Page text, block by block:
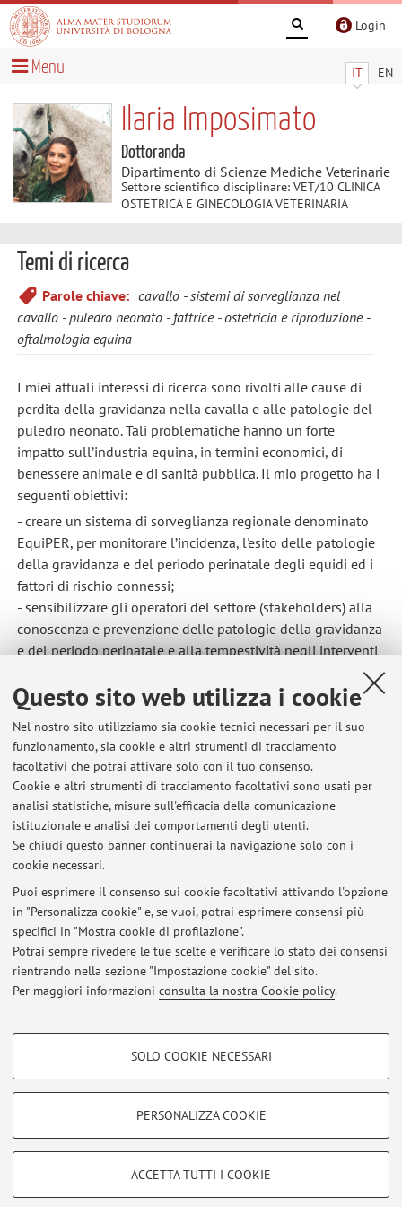
Questo sito web utilizza i cookie
Nel nostro sito utilizziamo sia cookie tecnici necessari per il suo
funzionamento, sia cookie e altri strumenti di tracciamento
facoltativi che potrai attivare solo con il tuo consenso.
Cookie e altri strumenti di tracciamento facoltativi sono usati per
analisi statistiche, misure sull'efficacia della comunicazione
istituzionale e analisi dei comportamenti degli utenti.
Se chiudi questo banner continuerai la navigazione solo con i
cookie necessari.
Puoi esprimere il consenso sui cookie facoltativi attivando l'opzione
in "Personalizza cookie" e, se vuoi, potrai esprimere consensi più
specifici in "Mostra cookie di profilazione".
Potrai sempre rivedere le tue scelte e verificare lo stato dei consensi
rientrando nella sezione "Impostazione cookie" del sito.
Per maggiori informazioni consulta la nostra Cookie policy.
COOKIE DI PROFILAZIONE - FACOLTATIVI
COOKIE TECNICI - NECESSARI
Si tratta di cookie tecnici utilizzati, a titolo esemplificativo, per il corretto
SOLO COOKIE NECESSARI
PERSONALIZZA COOKIE
ACCETTA TUTTI I COOKIE
Login
IT EN
Menu
Ilaria Imposimato
Dottoranda
Dipartimento di Scienze Mediche Veterinarie
Settore scientifico disciplinare: VET/10 CLINICA
OSTETRICA E GINECOLOGIA VETERINARIA
Temi di ricerca
Parole chiave: cavallo
sistemi di sorveglianza nel
cavallo
puledro neonato fattrice
ostetricia e riproduzione
oftalmologia equina
I miei attuali interessi di ricerca sono rivolti alle cause di
perdita della gravidanza nella cavalla e alle patologie del
puledro neonato. Tali problematiche hanno un forte
impatto sull’industria equina, in termini economici, di
benessere animale e di sanità pubblica. Il mio progetto ha i
seguenti obiettivi:
- creare un sistema di sorveglianza regionale denominato
EquiPER, per monitorare l’incidenza, l'esito delle patologie
della gravidanza e del periodo perinatale degli equidi ed i
fattori di rischio connessi;
- sensibilizzare gli operatori del settore (stakeholders) alla
conoscenza e prevenzione delle patologie della gravidanza
e del periodo perinatale e alla tempestività negli interventi
- offrire un servizio di supporto, consulenza e formazione
per i Medici Veterinari liberi professionisti e per gli
allevatori del territorio;
- tutelare la sanità pubblica per potenziali agenti di
zoonosi, considerando che molti agenti abortigeni possono
avere un impatto sul commercio internazionale e sulla
salute pubblica.
Per maggiori dettagli:https://site.unibo.it/equiper/it
Ultimi avvisi
Al momento non sono presenti avvisi.
Area riservata
Accedi tramiteloginper gestire tutti i contenuti del sito.
Zamboni, 33 - 40126 Bologna - Partita IVA: 01131710376
Privacy|Note legali|Impostazioni Cookie